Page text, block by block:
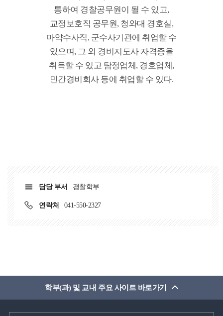
통하여 경찰공무원이 될 수 있고,
교정보호직 공무원, 청와대 경호실,
마약수사직, 군수사기관에 취업할 수
있으며, 그 외 경비지도사 자격증을
취득할 수 있고 탐정업체, 경호업체,
민간경비회사 등에 취업할 수 있다.
담당 부서 경찰학부
연락처 041-550-2327
학부(과) 및 교내 주요 사이트 바로가기